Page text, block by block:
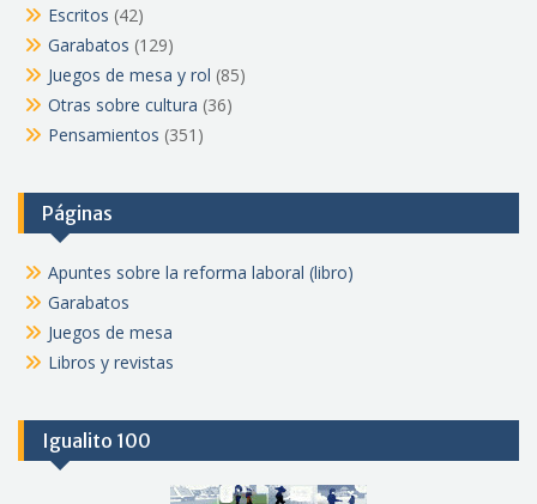
Escritos (42)
Garabatos (129)
Juegos de mesa y rol (85)
Otras sobre cultura (36)
Pensamientos (351)
Páginas
Apuntes sobre la reforma laboral (libro)
Garabatos
Juegos de mesa
Libros y revistas
Igualito 100